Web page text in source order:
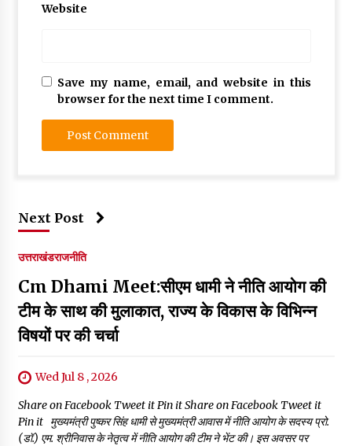
Website
Save my name, email, and website in this
browser for the next time I comment.
Next Post
उत्तराखंडराजनीति
Cm Dhami Meet:सीएम धामी ने नीति आयोग की
टीम के साथ की मुलाकात, राज्य के विकास के विभिन्न
विषयों पर की चर्चा
Wed Jul 8 , 2026
Share on Facebook Tweet it Pin it Share on Facebook Tweet it
Pin it मुख्यमंत्री पुष्कर सिंह धामी से मुख्यमंत्री आवास में नीति आयोग के सदस्य प्रो.
(डॉ.) एम. श्रीनिवास के नेतृत्व में नीति आयोग की टीम ने भेंट की। इस अवसर पर